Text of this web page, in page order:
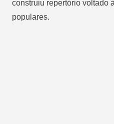
construiu repertório voltado
populares.